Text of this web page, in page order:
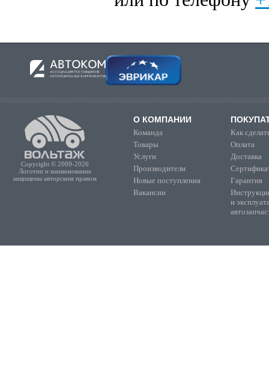
Copyright © 2009-2026
Логотип и наименование
защищены авторским правом
О КОМПАНИИ
Команда
Товары
Услуги
Производители
Новые поступления
Вакансии
Как
Оплата
Доставка
Гарантия
и